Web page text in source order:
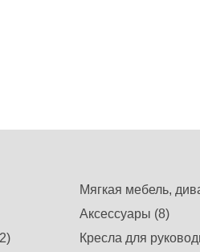
Мягкая мебель,
Аксессуары (8)
Кресла для